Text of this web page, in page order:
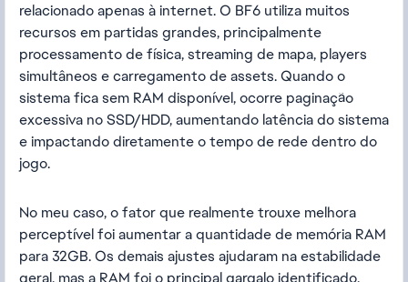
relacionado apenas à internet. O BF6 utiliza muitos
recursos em partidas grandes, principalmente
processamento de física, streaming de mapa, players
simultâneos e carregamento de assets. Quando o
sistema fica sem RAM disponível, ocorre paginação
excessiva no SSD/HDD, aumentando latência do sistema
e impactando diretamente o tempo de rede dentro do
jogo.
No meu caso, o fator que realmente trouxe melhora
perceptível foi aumentar a quantidade de memória RAM
para 32GB. Os demais ajustes ajudaram na estabilidade
geral, mas a RAM foi o principal gargalo identificado.